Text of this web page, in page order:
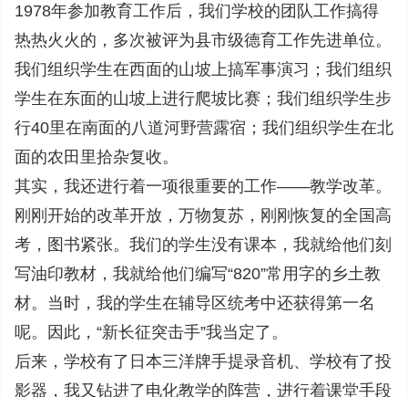
1978年参加教育工作后，我们学校的团队工作搞得
热热火火的，多次被评为县市级德育工作先进单位。
我们组织学生在西面的山坡上搞军事演习；我们组织
学生在东面的山坡上进行爬坡比赛；我们组织学生步
行40里在南面的八道河野营露宿；我们组织学生在北
面的农田里拾杂复收。
其实，我还进行着一项很重要的工作——教学改革。
刚刚开始的改革开放，万物复苏，刚刚恢复的全国高
考，图书紧张。我们的学生没有课本，我就给他们刻
写油印教材，我就给他们编写“820”常用字的乡土教
材。当时，我的学生在辅导区统考中还获得第一名
呢。因此，“新长征突击手”我当定了。
后来，学校有了日本三洋牌手提录音机、学校有了投
影器，我又钻进了电化教学的阵营，进行着课堂手段